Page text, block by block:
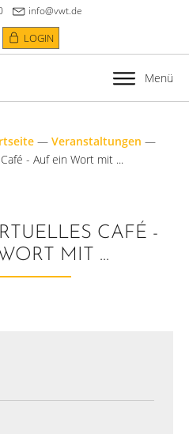
info@vwt.de
LOGIN
Menü
— Veranstaltungen —
- Auf ein Wort mit ...
CAFÉ -
MIT ...